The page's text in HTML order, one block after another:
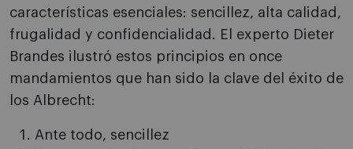
características esenciales: sencillez, alta calidad,
frugalidad y confidencialidad. El experto Dieter
Brandes ilustró estos principios en once
mandamientos que han sido la clave del éxito de
los Albrecht:
Ante todo, sencillez